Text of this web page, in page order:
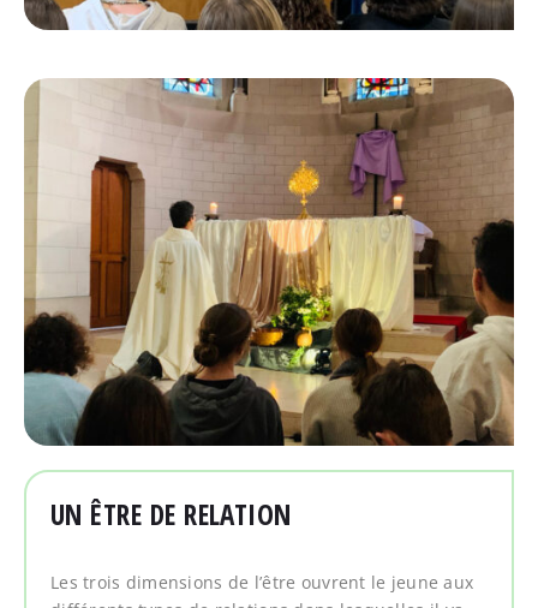
UN ÊTRE DE RELATION
Les trois dimensions de l’être ouvrent le jeune aux